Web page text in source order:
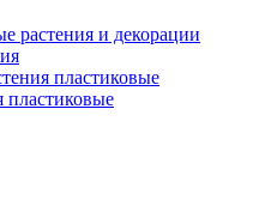
растения и декорации
пластиковые
пластиковые